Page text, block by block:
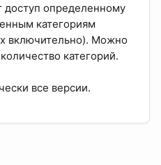
доступ определенному
категориям
включительно). Можно
категорий.
все версии.